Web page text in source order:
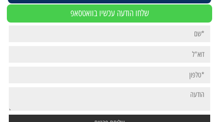
שלחו הודעה עכשיו בוואטסאפ